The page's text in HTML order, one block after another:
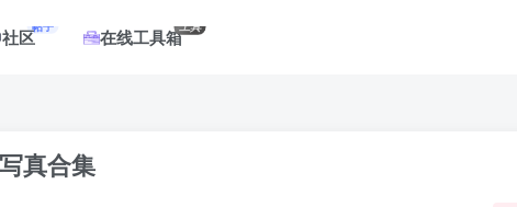
社区帖子 在线工具箱工具
真合集